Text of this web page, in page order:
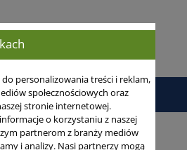
personalizowania treści i reklam,
społecznościowych oraz
stronie internetowej.
o korzystaniu z naszej
partnerom z branży mediów
i analizy. Nasi partnerzy mogą